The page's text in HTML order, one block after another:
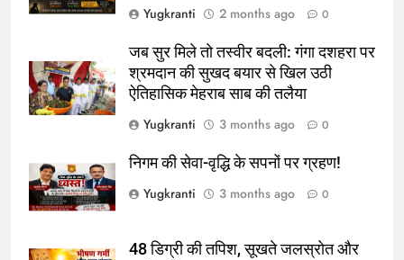
Yugkranti
2 months ago 0
जब सुर मिले तो तस्वीर बदली: गंगा दशहरा पर
श्रमदान की सुखद बयार से खिल उठी
ऐतिहासिक मेहराब साब की तलैया
Yugkranti
3 months ago 0
निगम की सेवा-वृद्धि के सपनों पर ग्रहण!
Yugkranti
3 months ago 0
48 डिग्री की तपिश, सूखते जलस्रोत और